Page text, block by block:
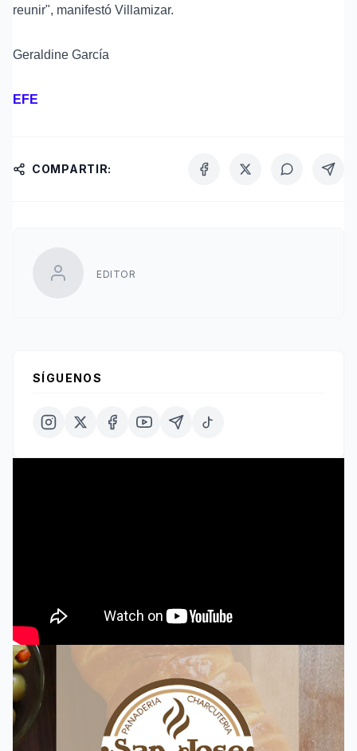
reunir", manifestó Villamizar.
Geraldine García
EFE
COMPARTIR:
EDITOR
SÍGUENOS